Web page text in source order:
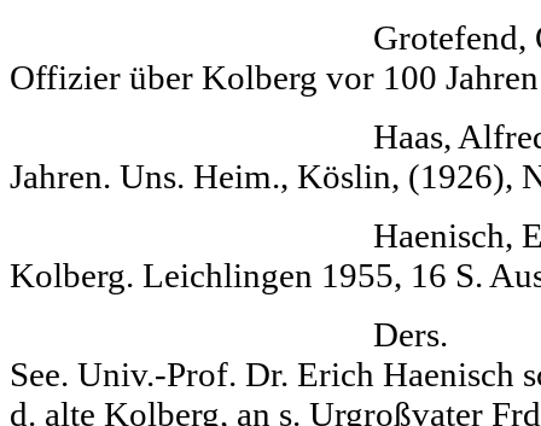
Grotefend, Otto
Offizier über Kolberg vor 100
Haas, Alfred Die
Jahren. Uns. Heim., Köslin, (1926),
Haenisch, Erich
Kolberg. Leichlingen 1955, 16 S.
Ders.
See. Univ.-Prof. Dr. Erich Haenisch
d. alte Kolberg, an s. Ur­großvater